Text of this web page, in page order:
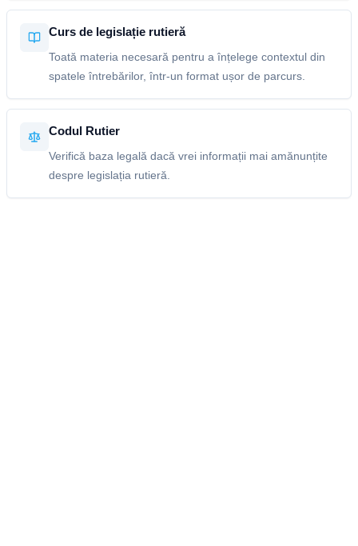
Curs de legislație rutieră
Toată materia necesară pentru a înțelege contextul din
spatele întrebărilor, într-un format ușor de parcurs.
Codul Rutier
Verifică baza legală dacă vrei informații mai amănunțite
despre legislația rutieră.